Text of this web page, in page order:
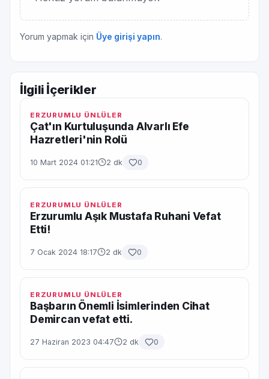
Yorum yapmak için Üye girişi yapın.
İlgili İçerikler
ERZURUMLU ÜNLÜLER
Çat'ın Kurtuluşunda Alvarlı Efe
Hazretleri'nin Rolü
10 Mart 2024 01:21 2 dk 0
ERZURUMLU ÜNLÜLER
Erzurumlu Aşık Mustafa Ruhani Vefat
Etti!
7 Ocak 2024 18:17 2 dk 0
ERZURUMLU ÜNLÜLER
Başbarın Önemli İsimlerinden Cihat
Demircan vefat etti.
27 Haziran 2023 04:47 2 dk 0